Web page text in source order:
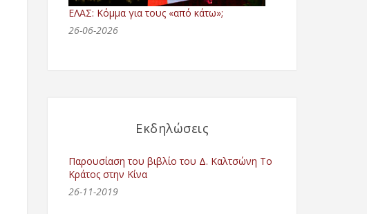
ΕΛΑΣ: Κόμμα για τους «από κάτω»;
26-06-2026
Εκδηλώσεις
Παρουσίαση του βιβλίο του Δ. Καλτσώνη Το
Κράτος στην Κίνα
26-11-2019